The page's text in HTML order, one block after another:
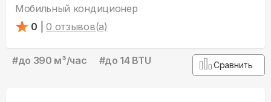
Мобильный кондиционер
0
0 отзывов(а)
#до 390 м³/чаc #до 14 BTU Сравнить